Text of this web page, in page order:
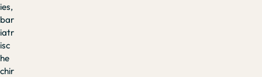
ies,
bar
iatr
isc
he
chir